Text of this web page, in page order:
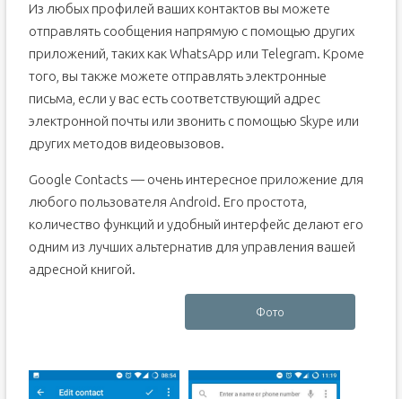
Из любых профилей ваших контактов вы можете
отправлять сообщения напрямую с помощью других
приложений, таких как WhatsApp или Telegram. Кроме
того, вы также можете отправлять электронные
письма, если у вас есть соответствующий адрес
электронной почты или звонить с помощью Skype или
других методов видеовызовов.
Google Contacts — очень интересное приложение для
любого пользователя Android. Его простота,
количество функций и удобный интерфейс делают его
одним из лучших альтернатив для управления вашей
адресной книгой.
Фото